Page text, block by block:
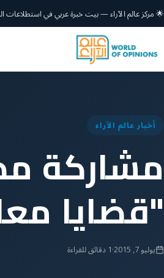
🌟 مركز عالم الآراء — بيت خبرة عربي في استطلاعات
أخبار عالم الآراء
مشاركة
"قضايا
يوليو 7, 2015 ·1 دقائق للقراءة